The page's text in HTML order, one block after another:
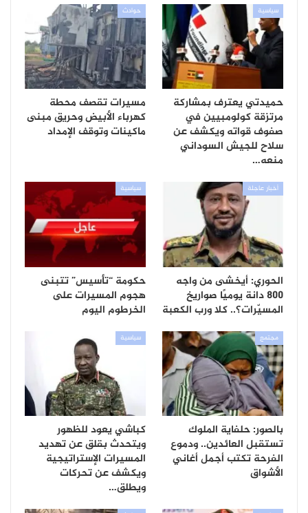
سياسية
حميدتي يعترف بمشاركة
مرتزقة كولومبيين في
صفوف قواته ويكشف عن
سلاح للجيش السوداني
منعه…
حوادث
مسيرات تقصف محطة
كهرباء الأبيض وحريق مبنى
ماكينات وتوقف الإمداد
أخبار عاجلة
الحوري: أيخشى من واجه
800 دانة يوميًا صواريخ
المسيّرات؟.. كلا ورب الكعبة
سياسية
حكومة “تأسيس” تتبنى
هجوم المسيرات على
الخرطوم اليوم
مجتمع
بالصور: حلفاية الملوك
تستقبل العائدين.. ودموع
الفرحة تكتب أجمل أغاني
الأشواق
سياسية
كباشي يعود للظهور
ويتحدث بقلق عن تهديد
المسيرات الإستراتيجية
ويكشف عن تحركات
ويطلق…